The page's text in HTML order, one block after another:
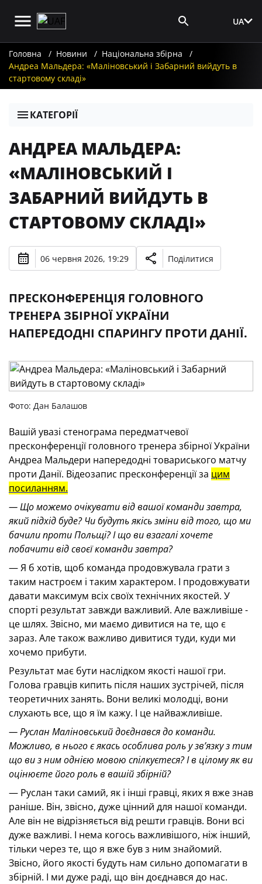
UA
Головна Новини
Національна збірна
Андреа Мальдера: «Маліновський і Забарний вийдуть в
стартовому складі»
КАТЕГОРІЇ
АНДРЕА МАЛЬДЕРА:
«МАЛІНОВСЬКИЙ І
ЗАБАРНИЙ ВИЙДУТЬ В
СТАРТОВОМУ СКЛАДІ»
06 червня 2026, 19:29 Поділитися
ПРЕСКОНФЕРЕНЦІЯ ГОЛОВНОГО
ТРЕНЕРА ЗБІРНОЇ УКРАЇНИ
НАПЕРЕДОДНІ СПАРИНГУ ПРОТИ ДАНІЇ.
Фото: Дан Балашов
Вашій увазі стенограма передматчевої
пресконференції головного тренера збірної України
Андреа Мальдери напередодні товариського матчу
проти Данії. Відеозапис пресконференції за цим
посиланням.
— Що можемо очікувати від вашої команди завтра,
який підхід буде? Чи будуть якісь зміни від того, що ми
бачили проти Польщі? І що ви взагалі хочете
побачити від своєї команди завтра?
— Я б хотів, щоб команда продовжувала грати з
таким настроєм і таким характером. І продовжувати
давати максимум всіх своїх технічних якостей. У
спорті результат завжди важливий. Але важливіше -
це шлях. Звісно, ми маємо дивитися на те, що є
зараз. Але також важливо дивитися туди, куди ми
хочемо прибути.
Результат має бути наслідком якості нашої гри.
Голова гравців кипить після наших зустрічей, після
теоретичних занять. Вони великі молодці, вони
слухають все, що я їм кажу. І це найважливіше.
— Руслан Маліновський доєднався до команди.
Можливо, в нього є якась особлива роль у зв’язку з тим
що ви з ним однією мовою спілкуєтеся? І в цілому як ви
оцінюєте його роль в вашій збірній?
— Руслан таки самий, як і інші гравці, яких я вже знав
раніше. Він, звісно, дуже цінний для нашої команди.
Але він не відрізняється від решти гравців. Вони всі
дуже важливі. І нема когось важливішого, ніж інший,
тільки через те, що я вже був з ним знайомий.
Звісно, його якості будуть нам сильно допомагати в
збірній. І ми дуже раді, що він доєднався до нас.